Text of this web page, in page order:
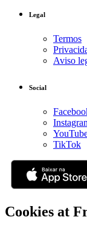
Legal
Termos
Aviso
Social
TikTok
Cookies at